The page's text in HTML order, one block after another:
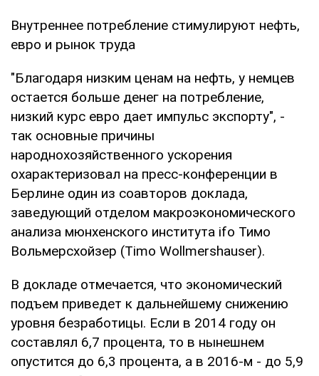
Внутреннее потребление стимулируют нефть,
евро и рынок труда
"Благодаря низким ценам на нефть, у немцев
остается больше денег на потребление,
низкий курс евро дает импульс экспорту", -
так основные причины
народнохозяйственного ускорения
охарактеризовал на пресс-конференции в
Берлине один из соавторов доклада,
заведующий отделом макроэкономического
анализа мюнхенского института ifo Тимо
Вольмерсхойзер (Timo Wollmershauser).
В докладе отмечается, что экономический
подъем приведет к дальнейшему снижению
уровня безработицы. Если в 2014 году он
составлял 6,7 процента, то в нынешнем
опустится до 6,3 процента, а в 2016-м - до 5,9